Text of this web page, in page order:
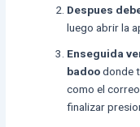
Despues
luego abrir la
Enseguida
badoodonde
como el
finalizar